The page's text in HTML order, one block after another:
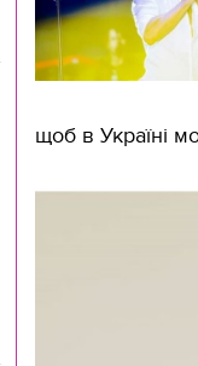
щоб в Україні